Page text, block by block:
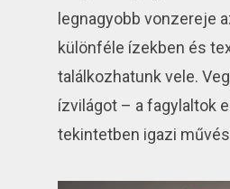
legnagyobb vonzereje
különféle ízekben és
találkozhatunk vele.
ízvilágot – a fagylaltok
tekintetben igazi